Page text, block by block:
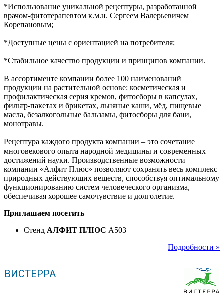
*Использование уникальной рецептуры, разработанной
врачом-фитотерапевтом к.м.н. Сергеем Валерьевичем
Корепановым;
*Доступные цены с ориентацией на потребителя;
*Стабильное качество продукции и принципов компании.
В ассортименте компании более 100 наименований
продукции на растительной основе: косметическая и
профилактическая серия кремов, фитосборы в капсулах,
фильтр-пакетах и брикетах, льняные каши, мёд, пищевые
масла, безалкогольные бальзамы, фитосборы для бани,
монотравы.
Рецептура каждого продукта компании – это сочетание
многовекового опыта народной медицины и современных
достижений науки. Производственные возможности
компании «Алфит Плюс» позволяют сохранять весь комплекс
природных действующих веществ, способствуя оптимальному
функционированию систем человеческого организма,
обеспечивая хорошее самочувствие и долголетие.
Приглашаем посетить
Стенд АЛФИТ ПЛЮС A503
Подробности »
ВИСТЕРРА